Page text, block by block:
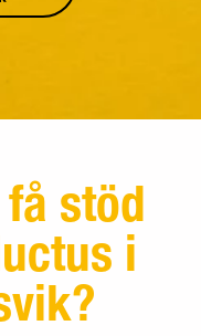
stöd
i